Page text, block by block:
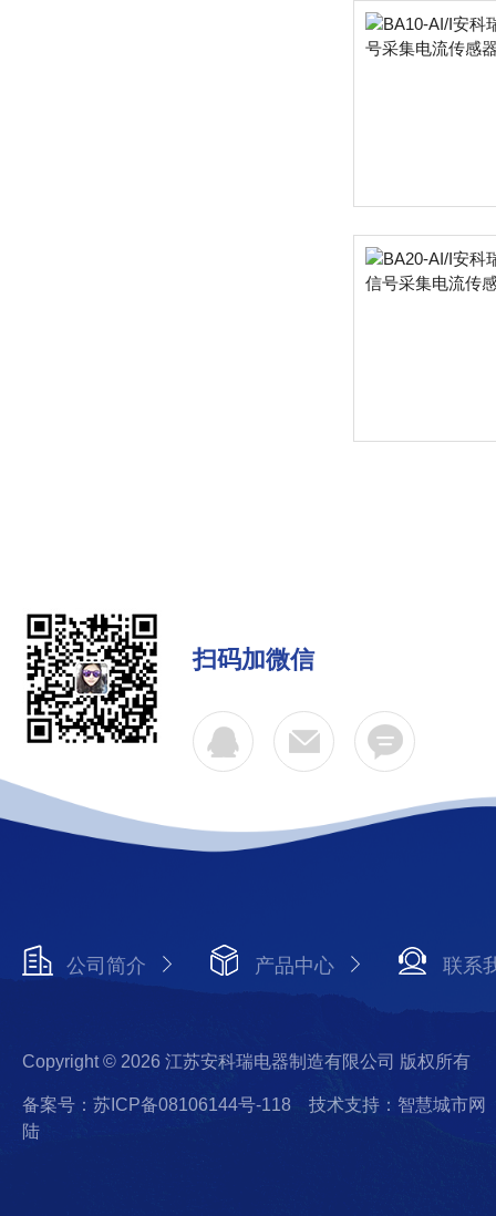
扫码加微信
公司简介 产品中心 联系
Copyright © 2026 江苏安科瑞电器制造有限公司 版权所有
备案号：苏ICP备08106144号-118
技术支持：智慧城市网
陆